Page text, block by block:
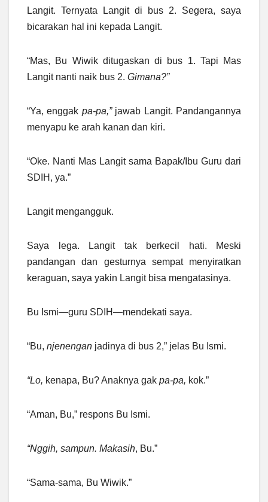
Langit. Ternyata Langit di bus 2. Segera, saya
bicarakan hal ini kepada Langit.
“Mas, Bu Wiwik ditugaskan di bus 1. Tapi Mas
Langit nanti naik bus 2. Gimana?”
“Ya, enggak pa-pa,” jawab Langit. Pandangannya
menyapu ke arah kanan dan kiri.
“Oke. Nanti Mas Langit sama Bapak/Ibu Guru dari
SDIH, ya.”
Langit mengangguk.
Saya lega. Langit tak berkecil hati. Meski
pandangan dan gesturnya sempat menyiratkan
keraguan, saya yakin Langit bisa mengatasinya.
Bu Ismi—guru SDIH—mendekati saya.
“Bu, njenengan jadinya di bus 2,” jelas Bu Ismi.
“Lo, kenapa, Bu? Anaknya gak pa-pa, kok.”
“Aman, Bu,” respons Bu Ismi.
“Nggih, sampun. Makasih, Bu.”
“Sama-sama, Bu Wiwik.”